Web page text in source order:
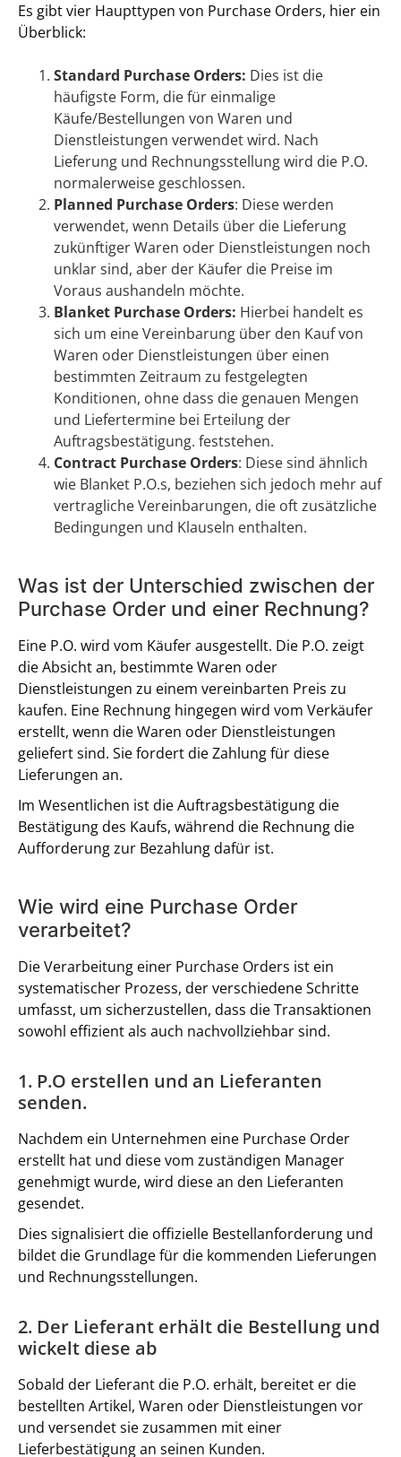
Es gibt vier Haupttypen von Purchase Orders, hier ein
Überblick:
Standard Purchase Orders: Dies ist die
häufigste Form, die für einmalige
Käufe/Bestellungen von Waren und
Dienstleistungen verwendet wird. Nach
Lieferung und Rechnungsstellung wird die P.O.
normalerweise geschlossen.
Planned Purchase Orders: Diese werden
verwendet, wenn Details über die Lieferung
zukünftiger Waren oder Dienstleistungen noch
unklar sind, aber der Käufer die Preise im
Voraus aushandeln möchte.
Blanket Purchase Orders: Hierbei handelt es
sich um eine Vereinbarung über den Kauf von
Waren oder Dienstleistungen über einen
bestimmten Zeitraum zu festgelegten
Konditionen, ohne dass die genauen Mengen
und Liefertermine bei Erteilung der
Auftragsbestätigung. feststehen.
Contract Purchase Orders: Diese sind ähnlich
wie Blanket P.O.s, beziehen sich jedoch mehr auf
vertragliche Vereinbarungen, die oft zusätzliche
Bedingungen und Klauseln enthalten.
Was ist der Unterschied zwischen der
Purchase Order und einer Rechnung?
Eine P.O. wird vom Käufer ausgestellt. Die P.O. zeigt
die Absicht an, bestimmte Waren oder
Dienstleistungen zu einem vereinbarten Preis zu
kaufen. Eine Rechnung hingegen wird vom Verkäufer
erstellt, wenn die Waren oder Dienstleistungen
geliefert sind. Sie fordert die Zahlung für diese
Lieferungen an.
Im Wesentlichen ist die Auftragsbestätigung die
Bestätigung des Kaufs, während die Rechnung die
Aufforderung zur Bezahlung dafür ist.
Wie wird eine Purchase Order
verarbeitet?
Die Verarbeitung einer Purchase Orders ist ein
systematischer Prozess, der verschiedene Schritte
umfasst, um sicherzustellen, dass die Transaktionen
sowohl effizient als auch nachvollziehbar sind.
1. P.O erstellen und an Lieferanten
senden.
Nachdem ein Unternehmen eine Purchase Order
erstellt hat und diese vom zuständigen Manager
genehmigt wurde, wird diese an den Lieferanten
gesendet.
Dies signalisiert die offizielle Bestellanforderung und
bildet die Grundlage für die kommenden Lieferungen
und Rechnungsstellungen.
2. Der Lieferant erhält die Bestellung und
wickelt diese ab
Sobald der Lieferant die P.O. erhält, bereitet er die
bestellten Artikel, Waren oder Dienstleistungen vor
und versendet sie zusammen mit einer
Lieferbestätigung an seinen Kunden.